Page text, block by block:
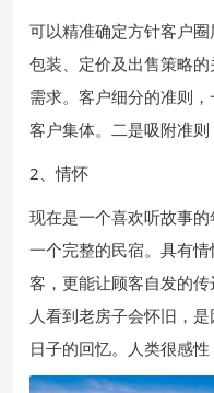
可以精准确定方针客户
包装、定价及出售策略
需求。客户细分的准则
客户集体。二是吸附准则
2、情怀
现在是一个喜欢听故事
一个完整的民宿。具有
客，更能让顾客自发的传
人看到老房子会怀旧，
日子的回忆。人类很感性